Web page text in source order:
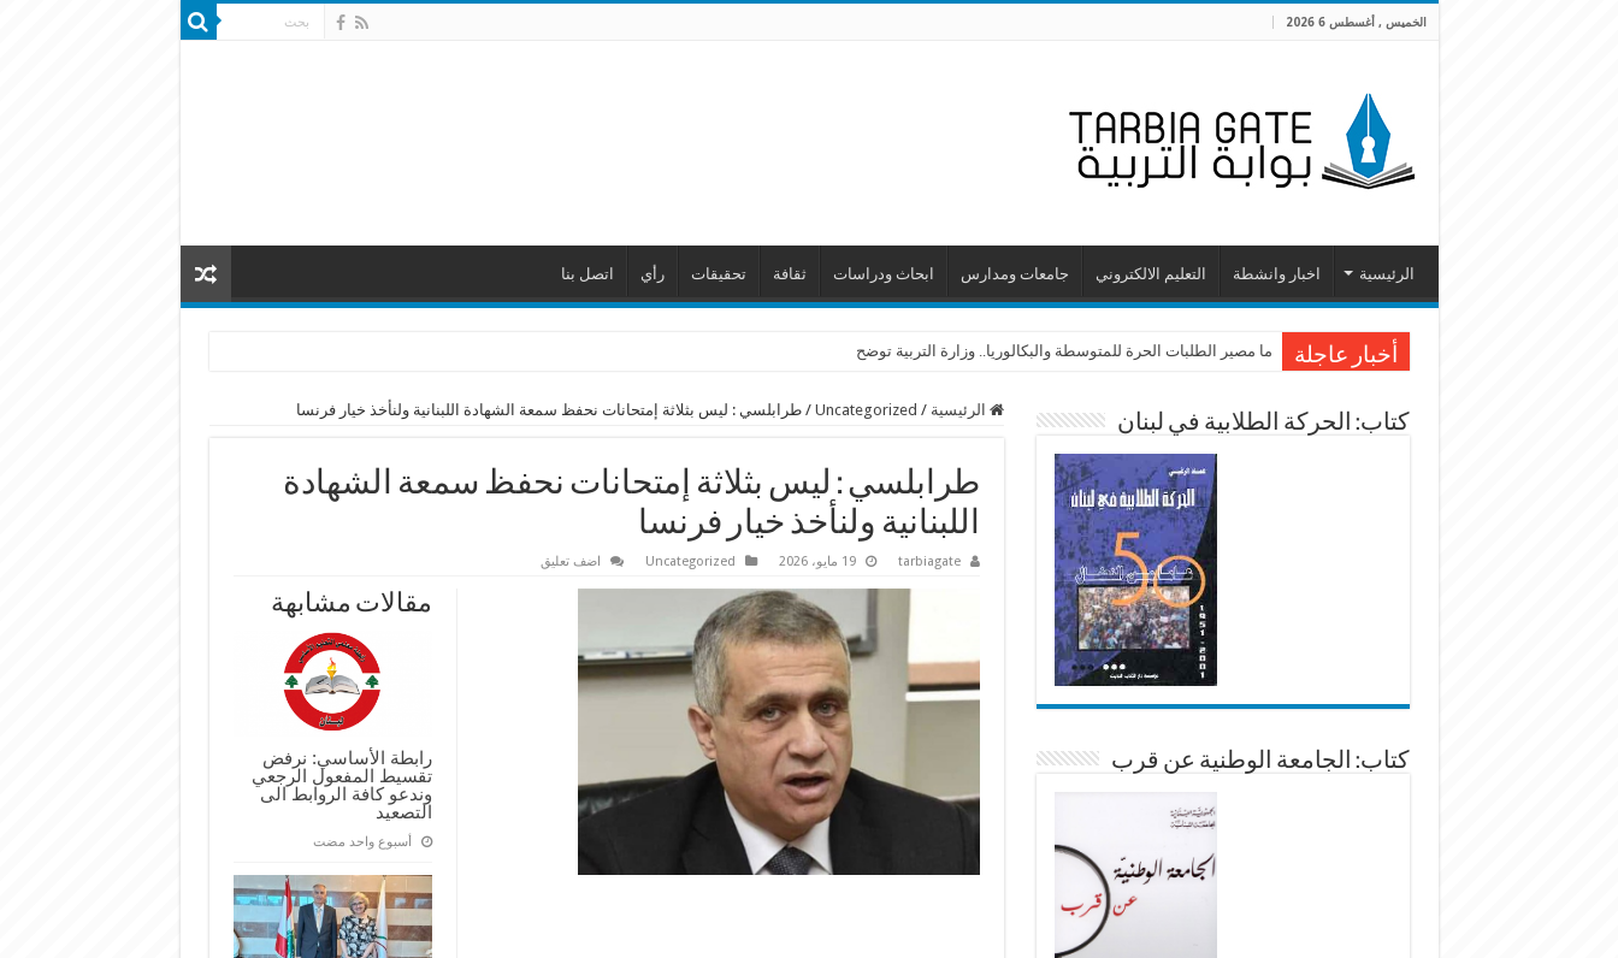
الخميس , أغسطس 6 2026
الرئيسية اخبار وانشطة التعليم الالكتروني جامعات ومدارس ابحاث ودراسات ثقافة تحقيقات رأي اتصل بنا
أخبار عاجلة ما مصير الطلبات الحرة للمتوسطة والبكالوريا.. وزارة التربية توضح
الرئيسية /
Uncategorized
/ طرابلسي : ليس بثلاثة إمتحانات نحفظ سمعة الشهادة اللبنانية ولنأخذ خيار فرنسا
طرابلسي : ليس بثلاثة إمتحانات نحفظ سمعة الشهادة
اللبنانية ولنأخذ خيار فرنسا
tarbiagate 19 مايو، 2026 Uncategorized اضف تعليق
مقالات مشابهة
رابطة الأساسي: نرفض
تقسيط المفعول الرجعي
وندعو كافة الروابط الى
التصعيد
‏أسبوع واحد مضت
كتاب: الحركة الطلابية في لبنان
كتاب: الجامعة الوطنية عن قرب